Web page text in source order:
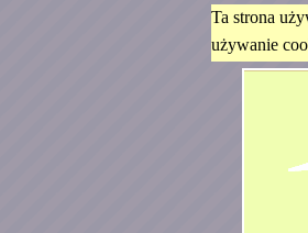
Ta strona
używanie